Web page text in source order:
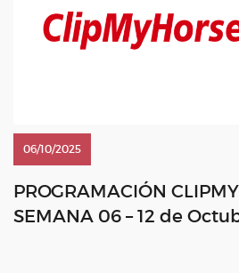
06/10/2025
PROGRAMACIÓN
SEMANA 06 – 12 de